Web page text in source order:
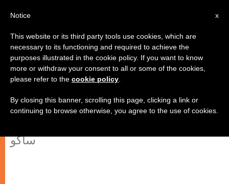
"أنا أشرح للمسلمين مبدأ الثالوث
الأقدس"
ساكو
x
Notice
This website or its third party tools use cookies, which are
necessary to its functioning and required to achieve the
purposes illustrated in the cookie policy. If you want to know
more or withdraw your consent to all or some of the cookies,
please refer to the cookie policy
By closing this banner, scrolling this page, clicking a link or
continuing to browse otherwise, you agree to the use of cookies.